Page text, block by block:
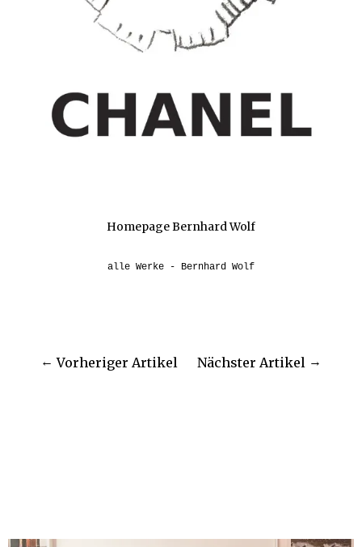
Homepage Bernhard Wolf
alle Werke - Bernhard Wolf
Vorheriger Artikel Nächster Artikel